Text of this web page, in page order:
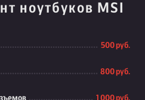
ноутбуков MSI
500 руб.
800 руб.
1 000 руб.